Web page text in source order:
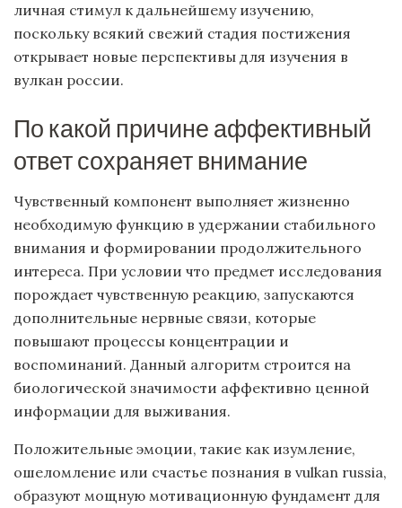
личная стимул к дальнейшему изучению,
поскольку всякий свежий стадия постижения
открывает новые перспективы для изучения в
вулкан россии.
По какой причине аффективный
ответ сохраняет внимание
Чувственный компонент выполняет жизненно
необходимую функцию в удержании стабильного
внимания и формировании продолжительного
интереса. При условии что предмет исследования
порождает чувственную реакцию, запускаются
дополнительные нервные связи, которые
повышают процессы концентрации и
воспоминаний. Данный алгоритм строится на
биологической значимости аффективно ценной
информации для выживания.
Положительные эмоции, такие как изумление,
ошеломление или счастье познания в vulkan russia,
образуют мощную мотивационную фундамент для